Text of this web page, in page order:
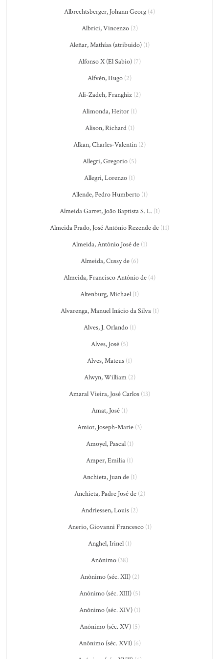
Albrechtsberger, Johann Georg (4)
Albrici, Vincenzo(2)
Aleñar, Mathías (atribuido) (1)
Alfonso X (El Sabio) (7)
Alfvén, Hugo (2)
Ali-Zadeh, Franghiz (2)
Alimonda, Heitor (1)
Alison, Richard(1)
Alkan, Charles-Valentin (2)
Allegri, Gregorio (5)
Allegri, Lorenzo (1)
Allende, Pedro Humberto(1)
Almeida Garret, João Baptista S. L.(1)
Almeida Prado, José Antônio Rezende de (11)
Almeida, Antônio José de (1)
Almeida, Cussy de (6)
Almeida, Francisco António de (4)
Altenburg, Michael (1)
Alvarenga, Manuel Inácio da Silva(1)
Alves, J. Orlando(1)
Alves, José (5)
Alves, Mateus (1)
Alwyn, William(2)
Amaral Vieira, José Carlos (13)
Amat, José (1)
Amiot, Joseph-Marie (3)
Amoyel, Pascal(1)
Amper, Emilia (1)
Anchieta, Juan de(1)
Anchieta, Padre José de(2)
Andriessen, Louis (2)
Anerio, Giovanni Francesco(1)
Anghel, Irinel(1)
Anônimo (38)
Anônimo (séc. XII)(2)
Anônimo (séc. XIII)(5)
Anônimo (séc. XIV)(1)
Anônimo (séc. XV)(5)
Anônimo (séc. XVI)(6)